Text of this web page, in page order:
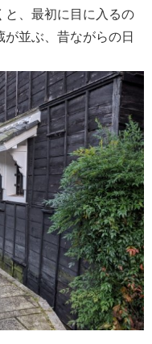
と、最初に目に入るの
並ぶ、昔ながらの日